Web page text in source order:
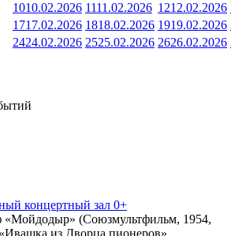
1010.02.2026 1111.02.2026 1212.02.2026
1717.02.2026 1818.02.2026 1919.02.2026
2424.02.2026 2525.02.2026 2626.02.2026
концертный зал 0+
«Мойдодыр» (Союзмультфильм, 1954,